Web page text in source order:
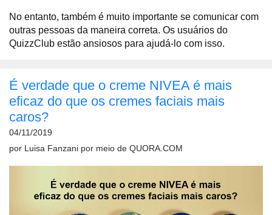
No entanto, também é muito importante se comunicar com
outras pessoas da maneira correta. Os usuários do
QuizzClub estão ansiosos para ajudá-lo com isso.
É verdade que o creme NIVEA é mais
eficaz do que os cremes faciais mais
caros?
04/11/2019
por Luisa Fanzani por meio de QUORA.COM